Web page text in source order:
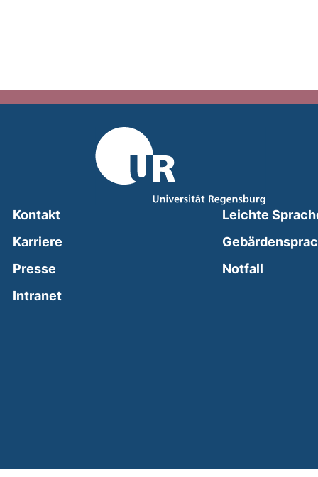
Kontakt
Karriere
Presse
Intranet(external link, opens in a new window)
Leichte
Notfall